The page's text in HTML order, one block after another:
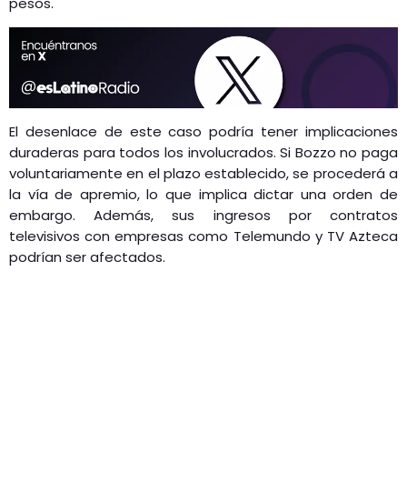
El desenlace de este caso podría tener implicaciones
duraderas para todos los involucrados. Si Bozzo no paga
voluntariamente en el plazo establecido, se procederá a
la vía de apremio, lo que implica dictar una orden de
embargo. Además, sus ingresos por contratos
televisivos con empresas como Telemundo y TV Azteca
podrían ser afectados.